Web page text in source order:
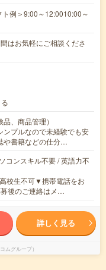
ト例＞9:00～12:0010:00～
お気軽にご相談くださ
、商品管理）
ンプルなので未経験でも安
書籍などの仕分…
コンスキル不要 / 英語力不
校生不可▼携帯電話をお
後のご連絡はメ…
詳しく見る
ムグループ）